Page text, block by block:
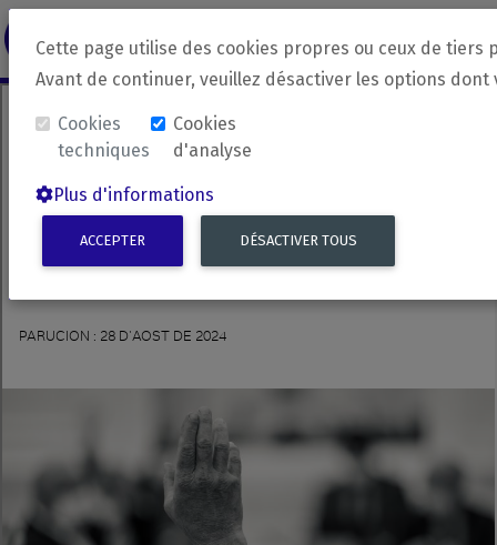
revirada Langue source Langue
Cette page utilise des cookies propres ou ceux de
Avant de continuer, veuillez désactiver les options dont
Cookies
techniques
Cookies
d'analyse
Plus d'informations
ACCEPTER DÉSACTIVER TOUS